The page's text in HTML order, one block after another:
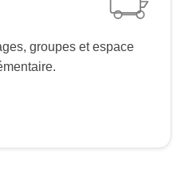
groupes et espace